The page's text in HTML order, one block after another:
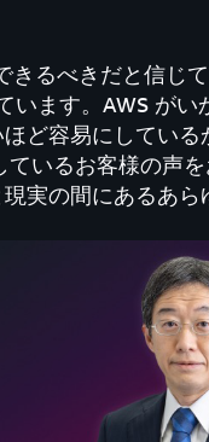
きるべきだと信じ
ます。AWS がい
ど容易にしている
いるお客様の声
実の間にあるあら